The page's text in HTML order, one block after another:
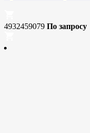
4932459079 По запросу